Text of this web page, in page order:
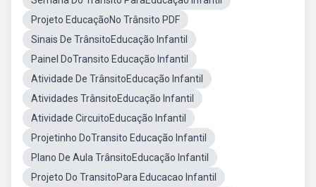
Projeto EducaçãoNo Trânsito PDF
Sinais De TrânsitoEducação Infantil
Painel DoTransito Educação Infantil
Atividade De TrânsitoEducação Infantil
Atividades TrânsitoEducação Infantil
Atividade CircuitoEducação Infantil
Projetinho DoTransito Educação Infantil
Plano De Aula TrânsitoEducação Infantil
Projeto Do TransitoPara Educacao Infantil